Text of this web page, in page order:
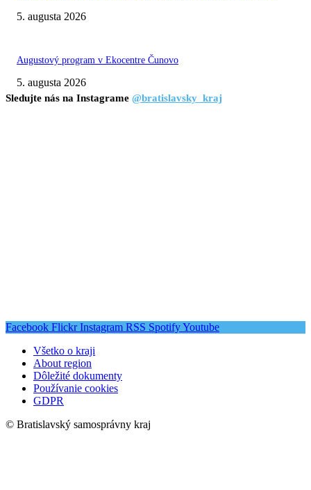
5. augusta 2026
Augustový program v Ekocentre Čunovo
5. augusta 2026
Sledujte nás na Instagrame @bratislavsky_kraj
Facebook Flickr Instagram RSS SpotifyYoutube
Všetko o kraji
About region
Dôležité dokumenty
Používanie cookies
GDPR
© Bratislavský samosprávny kraj